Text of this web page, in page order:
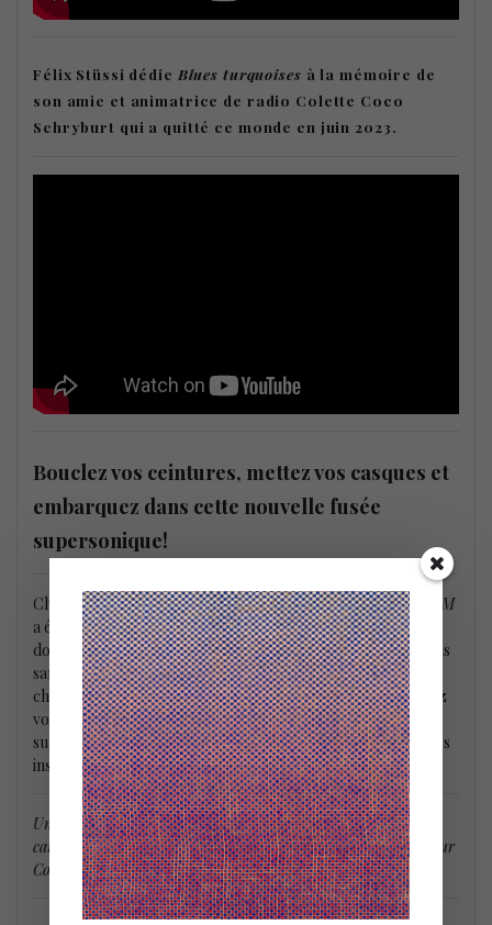
Félix Stüssi dédie Blues turquoises à la mémoire de
son amie et animatrice de radio Colette Coco
Schryburt qui a quitté ce monde en juin 2023.
Bouclez vos ceintures, mettez vos casques et
embarquez dans cette nouvelle fusée
supersonique!
Chères auditrices, chers auditeurs, soyez averti(e)s,UNICUM
a été enregistré en direct sans filet de sécurité. Vous serez
donc témoins d’explosions de spontanéité et d’improvisations
sans réserve ce qui pourrait altérer à jamais vos tympans
chastes et dociles. Maintenant, bouclez vos ceintures, mettez
vos casques et embarquez dans cette nouvelle fusée
supersonique qui vous emportera vers des galaxies musicales
insoupçonnées
Unicum / Cassiopeia / Le Reel du Pendu / Lücky / Fonk / Air
caniculaire / Quekun! / Supernouvelle / Blues turquoises (pour
Coco) / Espérer désespérément / Mémoire d’Éléphants